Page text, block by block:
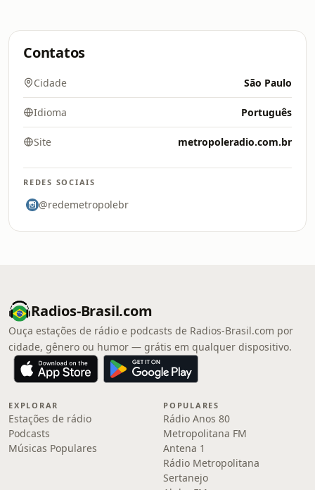
Contatos
Cidade São Paulo
Idioma Português
Site metropoleradio.com.br
REDES SOCIAIS
@redemetropolebr
Radios-Brasil.com
Ouça estações de rádio e podcasts de Radios-Brasil.com por
cidade, gênero ou humor — grátis em qualquer dispositivo.
EXPLORAR
Estações de rádio
Podcasts
Músicas Populares
POPULARES
Rádio Anos 80
Metropolitana FM
Antena 1
Rádio Metropolitana
Sertanejo